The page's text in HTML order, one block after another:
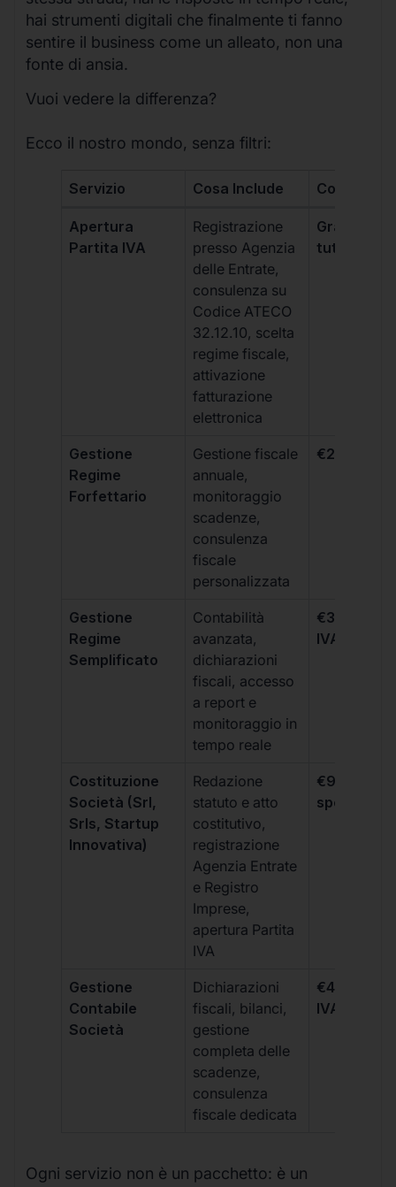
hai strumenti digitali che finalmente ti fanno
sentire il business come un alleato, non una
fonte di ansia.
Vuoi vedere la differenza?
Ecco il nostro mondo, senza filtri:
Servizio Cosa Include Costo
Apertura
Partita IVA
Registrazione
presso Agenzia
delle Entrate,
consulenza su
Codice ATECO
32.12.10, scelta
regime fiscale,
attivazione
fatturazione
elettronica
Gratis,
tutti i piani
Gestione
Regime
Forfettario
Gestione fiscale
annuale,
monitoraggio
scadenze,
consulenza
fiscale
personalizzata
€264 +
Gestione
Regime
Semplificato
Contabilità
avanzata,
dichiarazioni
fiscali, accesso
a report e
monitoraggio in
tempo reale
€333 +
IVA/
Costituzione
Società (Srl,
Srls, Startup
Innovativa)
Redazione
statuto e atto
costitutivo,
registrazione
Agenzia Entrate
e Registro
Imprese,
apertura Partita
IVA
€99 + IVA
spese
Gestione
Contabile
Società
Dichiarazioni
fiscali, bilanci,
gestione
completa delle
scadenze,
consulenza
fiscale dedicata
€499 +
IVA/
Ogni servizio non è un pacchetto: è un